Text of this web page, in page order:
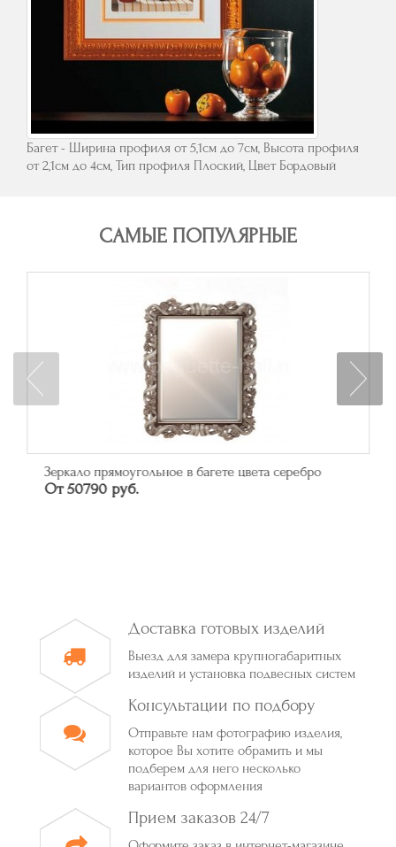
Багет - Ширина профиля от 5,1см до 7см, Высота профиля
от 2,1см до 4см, Тип профиля Плоский, Цвет Бордовый
САМЫЕ ПОПУЛЯРНЫЕ
Зеркало прямоугольное в багете цвета серебро
От 50790 руб.
Доставка готовых изделий
Выезд для замера крупногабаритных
изделий и установка подвесных систем
Консультации по подбору
Отправьте нам фотографию изделия,
которое Вы хотите обрамить и мы
подберем для него несколько
вариантов оформления
Прием заказов 24/7